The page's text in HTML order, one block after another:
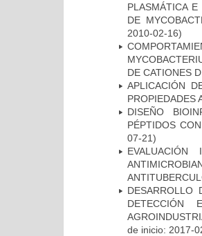
PLASMÁTICA
DE
2010-02-16)
DE CATIONES
APLICACIÓN
PROPIEDADES
DISEÑO
PÉPTIDOS
07-21)
DESARROLLO
DETECCIÓN
de inicio: 2017-